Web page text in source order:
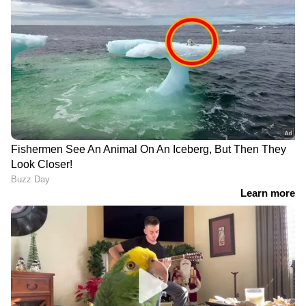
വന്ദേമാതരം വിവാദം:
പ്രോട്ടോക്കോൾ വിഭാഗം
അയച്ച നിർദേശത്തിൽ
വന്ദേമാതരത്തെ കുറിച്ച്
പരാമർശമില്ല; നിർദേശം
ദേശീയ ഗാനം
ആലപിക്കാൻ
അർജുൻ ആയങ്കിയുടെ
സഹായികൾക്ക് ജാമ്യം
അനുവദിച്ച് കോടതി
കാസർഗോഡ്
എൻഡോസൾഫാൻ
ദുരിതബാധിതർക്ക്
'സ്‌നേഹസാന്ത്വനം' പദ്ധതി,
പുഴക്കലിൽ സെക്യൂരിറ്റി
ജീവനക്കാരന്
ക്രൂരമർദനം;
മദ്യലഹരിയിലെത്തിയ